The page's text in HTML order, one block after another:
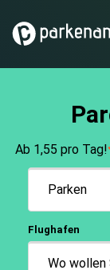
Ab 1,55 pro Tag!
Flughafen